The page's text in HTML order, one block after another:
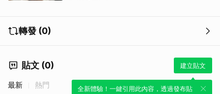
轉發 (0)
貼文 (0) 建立貼文
全新體驗！一鍵引用此內容，透過發布貼
最新 熱門